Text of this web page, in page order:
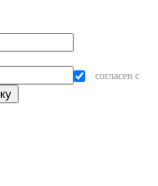
согласен с